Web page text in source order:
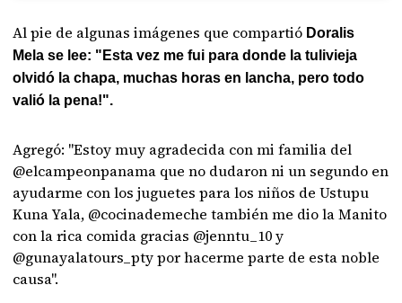
Al pie de algunas imágenes que compartió Doralis
Mela se lee: "Esta vez me fui para donde la tulivieja
olvidó la chapa, muchas horas en lancha, pero todo
valió la pena!".
Agregó: "Estoy muy agradecida con mi familia del
@elcampeonpanama que no dudaron ni un segundo en
ayudarme con los juguetes para los niños de Ustupu
Kuna Yala, @cocinademeche también me dio la Manito
con la rica comida gracias @jenntu_10 y
@gunayalatours_pty por hacerme parte de esta noble
causa".